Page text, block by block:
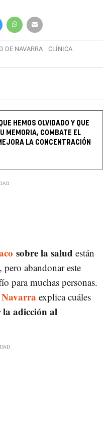
DE NAVARRA
CLÍNICA
HEMOS OLVIDADO Y QUE
MEMORIA, COMBATE EL
LA CONCENTRACIÓN
sobre la salud están
abandonar este
para muchas personas.
explica cuáles
la adicción al